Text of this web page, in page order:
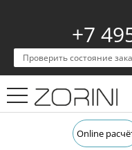
+7
Проверить состояние
Online